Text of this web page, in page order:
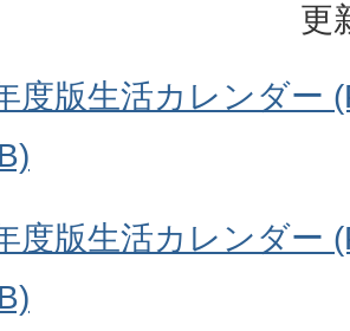
更
度版生活カレンダー
度版生活カレンダー